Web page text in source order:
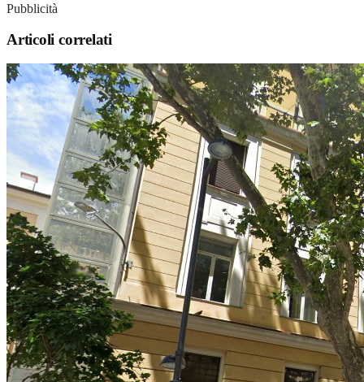
Pubblicità
Articoli correlati